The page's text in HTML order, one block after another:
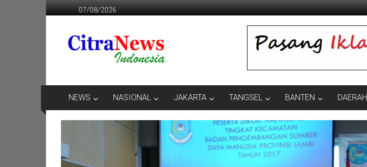
ke
07/08/2026
CITRANEWS
INDONESIA
NEWS NASIONAL JAKARTA TANGSEL BANTEN DAERAH